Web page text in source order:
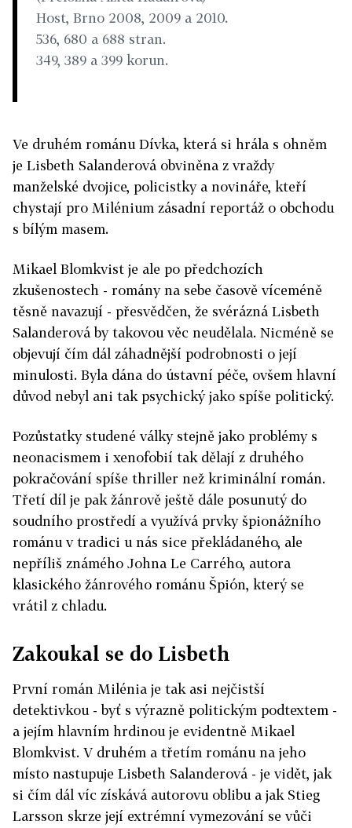
Host, Brno 2008, 2009 a 2010.
536, 680 a 688 stran.
349, 389 a 399 korun.
Ve druhém románu Dívka, která si hrála s ohněm
je Lisbeth Salanderová obviněna z vraždy
manželské dvojice, policistky a novináře, kteří
chystají pro Milénium zásadní reportáž o obchodu
s bílým masem.
Mikael Blomkvist je ale po předchozích
zkušenostech - romány na sebe časově víceméně
těsně navazují - přesvědčen, že svérázná Lisbeth
Salanderová by takovou věc neudělala. Nicméně se
objevují čím dál záhadnější podrobnosti o její
minulosti. Byla dána do ústavní péče, ovšem hlavní
důvod nebyl ani tak psychický jako spíše politický.
Pozůstatky studené války stejně jako problémy s
neonacismem i xenofobií tak dělají z druhého
pokračování spíše thriller než kriminální román.
Třetí díl je pak žánrově ještě dále posunutý do
soudního prostředí a využívá prvky špionážního
románu v tradici u nás sice překládaného, ale
nepříliš známého Johna Le Carrého, autora
klasického žánrového románu Špión, který se
vrátil z chladu.
Zakoukal se do Lisbeth
První román Milénia je tak asi nejčistší
detektivkou - byť s výrazně politickým podtextem -
a jejím hlavním hrdinou je evidentně Mikael
Blomkvist. V druhém a třetím románu na jeho
místo nastupuje Lisbeth Salanderová - je vidět, jak
si čím dál víc získává autorovu oblibu a jak Stieg
Larsson skrze její extrémní vymezování se vůči